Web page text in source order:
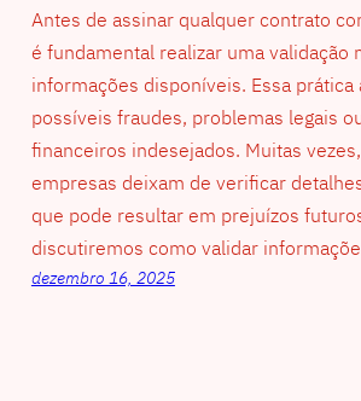
Antes de assinar qualquer contrato
é fundamental realizar uma validação
informações disponíveis. Essa prática
possíveis fraudes, problemas legais
financeiros indesejados. Muitas
empresas deixam de verificar
que pode resultar em prejuízos
discutiremos como validar
dezembro 16, 2025